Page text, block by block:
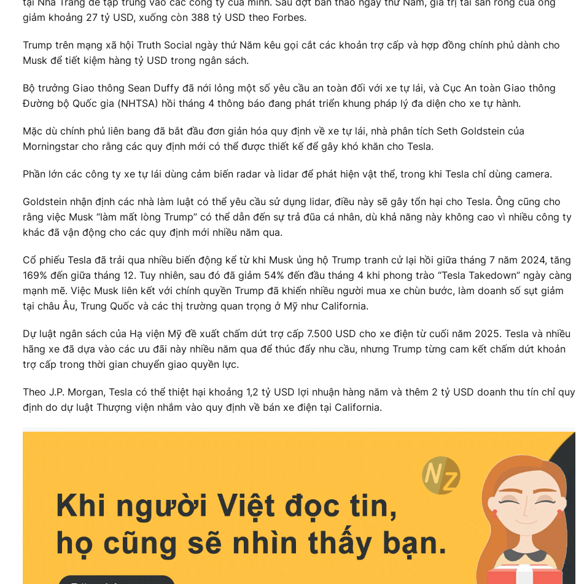
giảm khoảng 27 tỷ USD, xuống còn 388 tỷ USD theo Forbes.
Trump trên mạng xã hội Truth Social ngày thứ Năm kêu gọi cắt các khoản trợ cấp và hợp đồng chính phủ dành cho
Musk để tiết kiệm hàng tỷ USD trong ngân sách.
Bộ trưởng Giao thông Sean Duffy đã nới lỏng một số yêu cầu an toàn đối với xe tự lái, và Cục An toàn Giao thông
Đường bộ Quốc gia (NHTSA) hồi tháng 4 thông báo đang phát triển khung pháp lý đa diện cho xe tự hành.
Mặc dù chính phủ liên bang đã bắt đầu đơn giản hóa quy định về xe tự lái, nhà phân tích Seth Goldstein của
Morningstar cho rằng các quy định mới có thể được thiết kế để gây khó khăn cho Tesla.
Phần lớn các công ty xe tự lái dùng cảm biến radar và lidar để phát hiện vật thể, trong khi Tesla chỉ dùng camera.
Goldstein nhận định các nhà làm luật có thể yêu cầu sử dụng lidar, điều này sẽ gây tổn hại cho Tesla. Ông cũng cho
rằng việc Musk “làm mất lòng Trump” có thể dẫn đến sự trả đũa cá nhân, dù khả năng này không cao vì nhiều công ty
khác đã vận động cho các quy định mới nhiều năm qua.
Cổ phiếu Tesla đã trải qua nhiều biến động kể từ khi Musk ủng hộ Trump tranh cử lại hồi giữa tháng 7 năm 2024, tăng
169% đến giữa tháng 12. Tuy nhiên, sau đó đã giảm 54% đến đầu tháng 4 khi phong trào “Tesla Takedown” ngày càng
mạnh mẽ. Việc Musk liên kết với chính quyền Trump đã khiến nhiều người mua xe chùn bước, làm doanh số sụt giảm
tại châu Âu, Trung Quốc và các thị trường quan trọng ở Mỹ như California.
Dự luật ngân sách của Hạ viện Mỹ đề xuất chấm dứt trợ cấp 7.500 USD cho xe điện từ cuối năm 2025. Tesla và nhiều
hãng xe đã dựa vào các ưu đãi này nhiều năm qua để thúc đẩy nhu cầu, nhưng Trump từng cam kết chấm dứt khoản
trợ cấp trong thời gian chuyển giao quyền lực.
Theo J.P. Morgan, Tesla có thể thiệt hại khoảng 1,2 tỷ USD lợi nhuận hàng năm và thêm 2 tỷ USD doanh thu tín chỉ quy
định do dự luật Thượng viện nhắm vào quy định về bán xe điện tại California.